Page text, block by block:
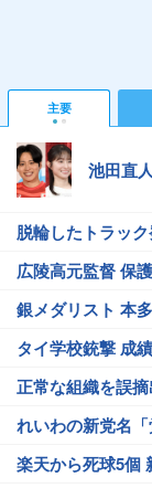
主要
池田直
脱輪したトラッ
広陵高元監督 保
銀メダリスト 本
タイ学校銃撃 成
正常な組織を誤
れいわの新党名「
楽天から死球5個